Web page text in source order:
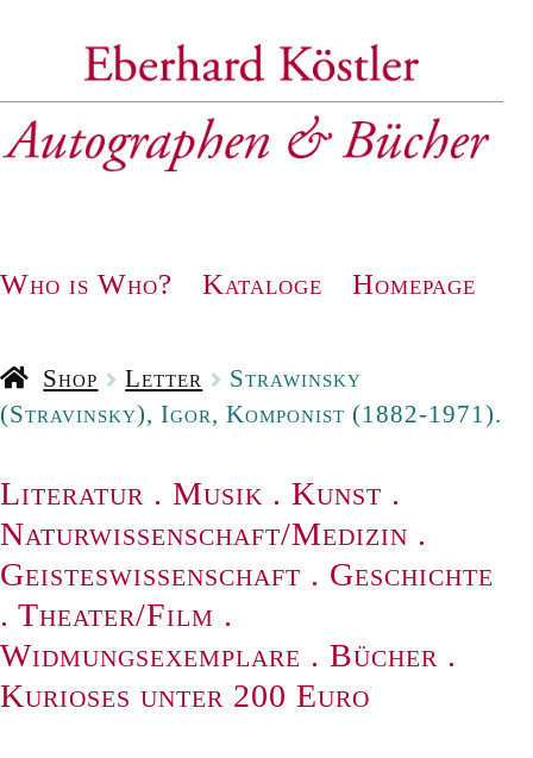
Navigation
Who is Who? Kataloge Homepage
Shop Letter
Strawinsky
(Stravinsky), Igor, Komponist (1882-1971).
Literatur . Musik . Kunst .
Naturwissenschaft/Medizin .
Geisteswissenschaft . Geschichte
. Theater/Film .
Widmungsexemplare . Bücher .
Kurioses unter 200 Euro